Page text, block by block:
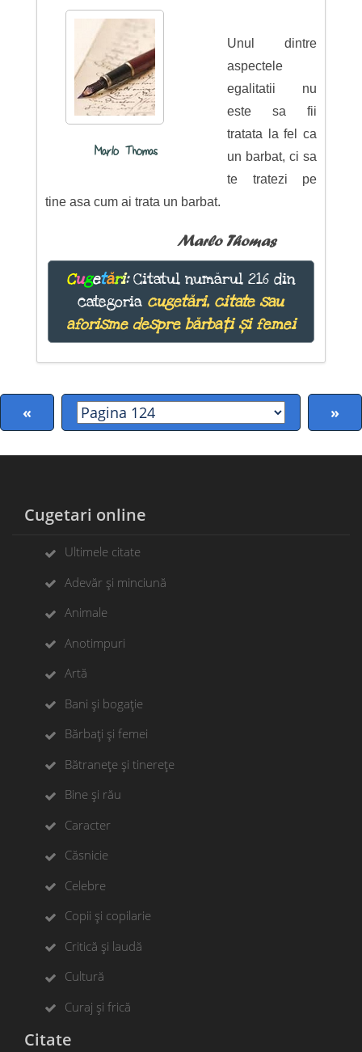
Marlo Thomas
Unul dintre
aspectele
egalitatii nu
este sa fii
tratata la fel ca
un barbat, ci sa
te tratezi pe
tine asa cum ai trata un barbat.
Marlo Thomas
Cugetări:Citatul numărul 216 din
categoria cugetări, citate sau
aforisme despre bărbați și femei
« »
Cugetari online
Ultimele citate
Adevăr și minciună
Animale
Anotimpuri
Artă
Bani și bogație
Bărbați și femei
Bătranețe și tinerețe
Bine și rău
Caracter
Căsnicie
Celebre
Copii și copilarie
Critică și laudă
Cultură
Curaj și frică
Citate